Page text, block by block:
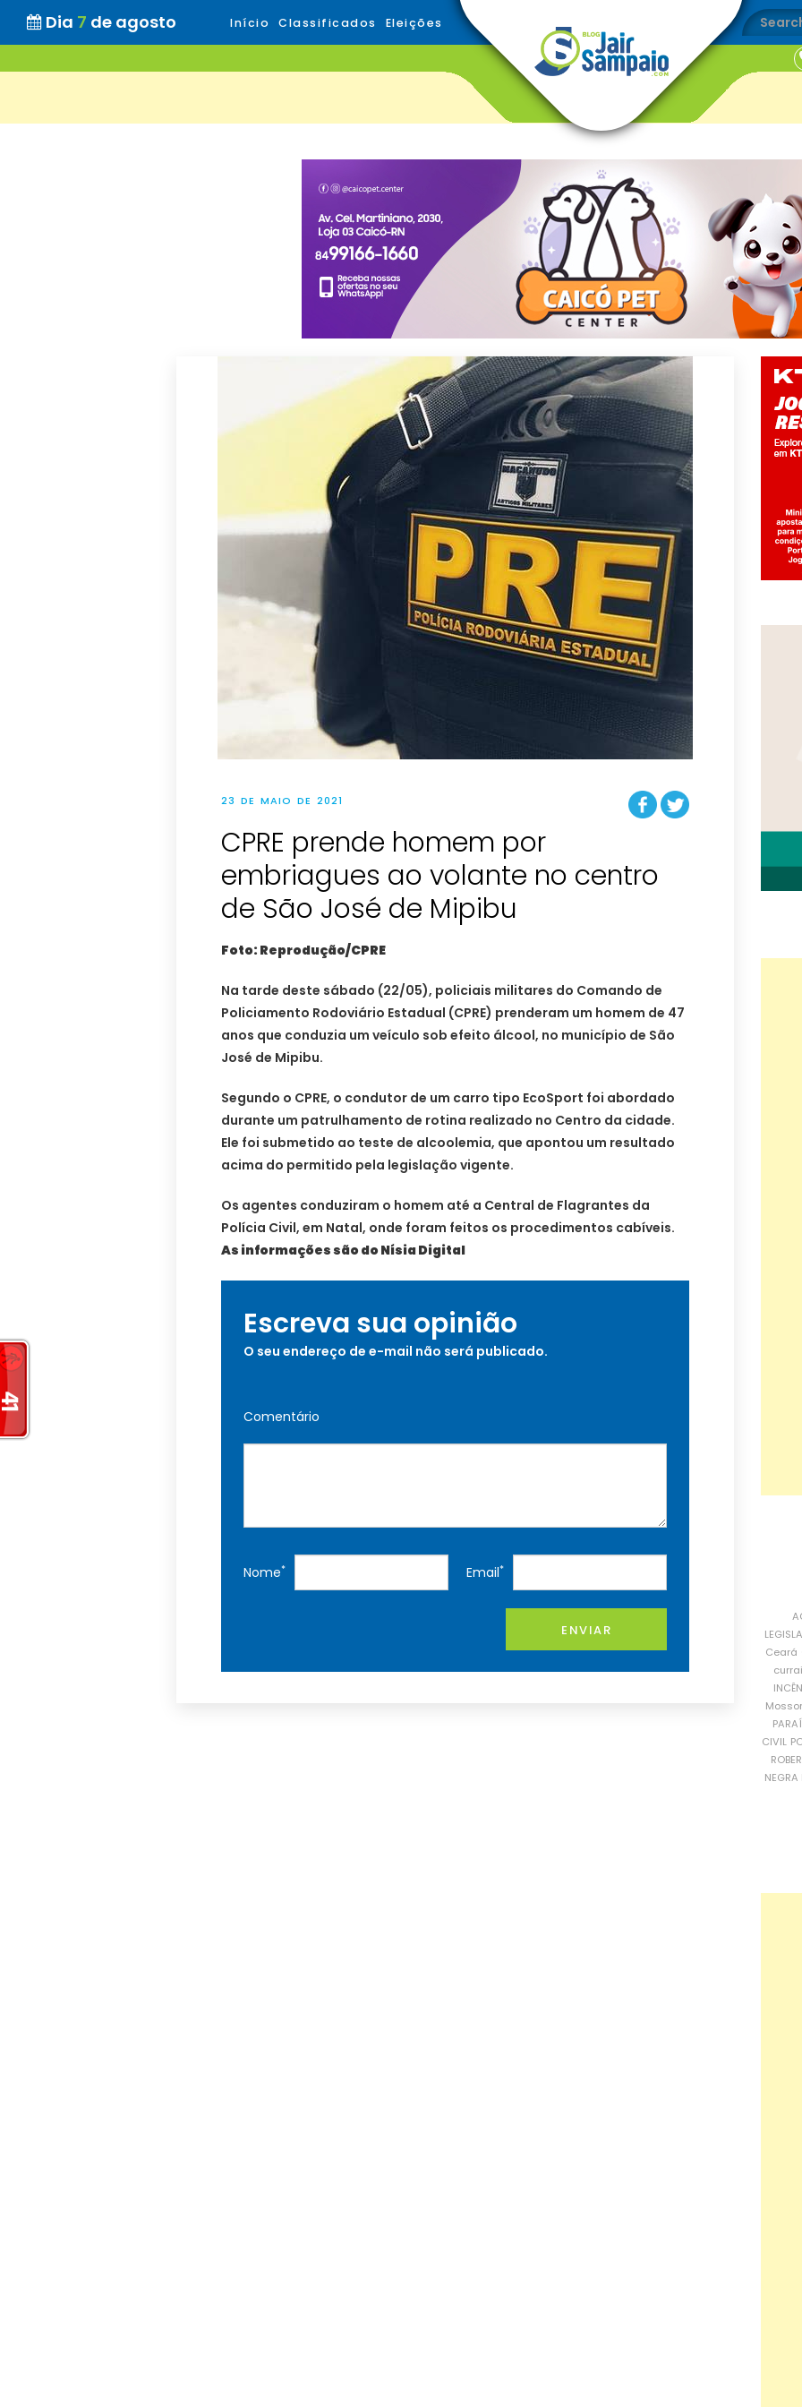
Dia 7 de agosto Início Classificados Eleições
23 DE MAIO DE 2021
CPRE prende homem por
embriagues ao volante no centro
de São José de Mipibu
Foto: Reprodução/CPRE
Na tarde deste sábado (22/05), policiais militares do Comando de
Policiamento Rodoviário Estadual (CPRE) prenderam um homem de 47
anos que conduzia um veículo sob efeito álcool, no município de São
José de Mipibu.
Segundo o CPRE, o condutor de um carro tipo EcoSport foi abordado
durante um patrulhamento de rotina realizado no Centro da cidade.
Ele foi submetido ao teste de alcoolemia, que apontou um resultado
acima do permitido pela legislação vigente.
Os agentes conduziram o homem até a Central de Flagrantes da
Polícia Civil, em Natal, onde foram feitos os procedimentos cabíveis.
As informações são do Nísia Digital
Escreva sua opinião
O seu endereço de e-mail não será publicado.
Comentário
Nome* Email*
ENVIAR
Ceará
CIVIL
NEGRA